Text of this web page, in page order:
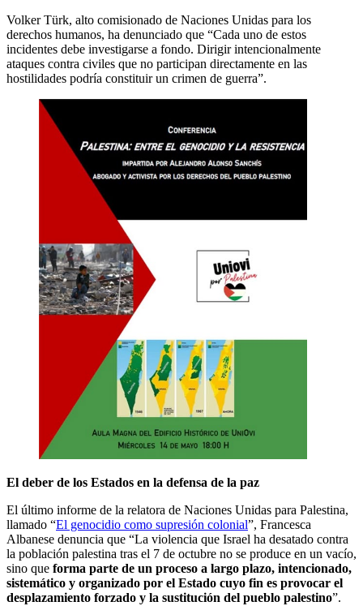
Volker Türk, alto comisionado de Naciones Unidas para los
derechos humanos, ha denunciado que “Cada uno de estos
incidentes debe investigarse a fondo. Dirigir intencionalmente
ataques contra civiles que no participan directamente en las
hostilidades podría constituir un crimen de guerra”.
El deber de los Estados en la defensa de la paz
El último informe de la relatora de Naciones Unidas para Palestina,
llamado “El genocidio como supresión colonial”, Francesca
Albanese denuncia que “La violencia que Israel ha desatado contra
la población palestina tras el 7 de octubre no se produce en un vacío,
sino que forma parte de un proceso a largo plazo, intencionado,
sistemático y organizado por el Estado cuyo fin es provocar el
desplazamiento forzado y la sustitución del pueblo palestino”.